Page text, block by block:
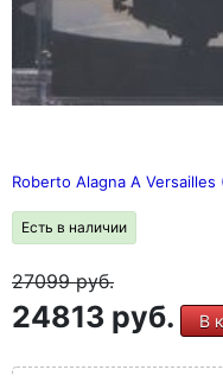
Roberto Alagna A Versailles
Есть в наличии
27099руб.
24813 руб. В